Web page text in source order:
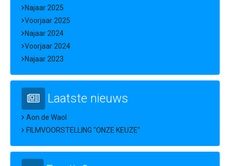
Najaar 2025
Voorjaar 2025
Najaar 2024
Voorjaar 2024
Najaar 2023
Laatste nieuws
Aon de Waol
FILMVOORSTELLING "ONZE KEUZE"